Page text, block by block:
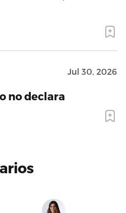
Jul 30, 2026
no declara